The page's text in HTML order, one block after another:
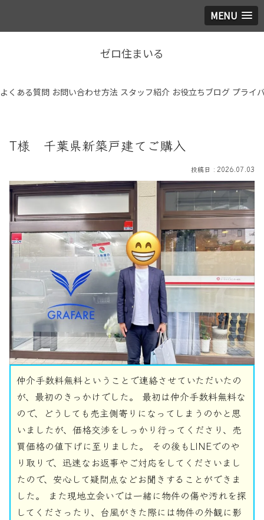
MENU
ゼロ住まいる
よくある質問 お問い合わせ方法 スタッフ紹介 お役立ちブログ プライ
T様 千葉県新築戸建てご購入
2026.07.03
仲介手数料無料ということで連絡させていただいたの
が、最初のきっかけでした。 最初は仲介手数料無料な
ので、どうしても売主側寄りになってしまうのかと思
いましたが、価格交渉をしっかり行ってくださり、売
買価格の値下げに至りました。 その後もLINEでのや
り取りで、迅速なお返事やご対応をしてくださいまし
たので、安心して疑問点などお聞きすることができま
した。 また現地立会いでは一緒に物件の傷や汚れを探
してくださったり、台風がきた際には物件の外観に影